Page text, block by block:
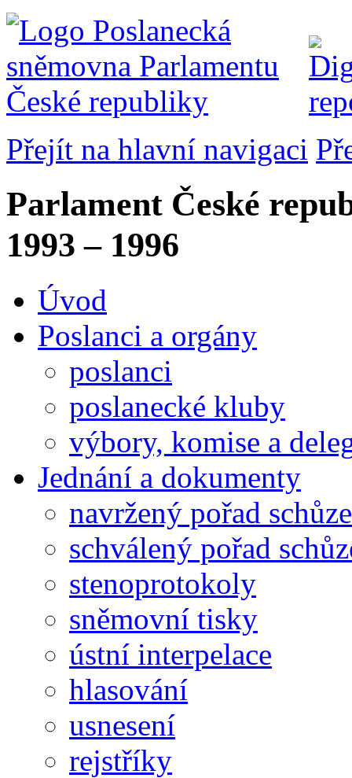
Přejít na hlavní navigaci
Parlament České
1993 – 1996
Úvod
Poslanci a orgány
poslanci
poslanecké kluby
výbory, komise a
Jednání a dokumenty
navržený pořad schůze
schválený pořad
stenoprotokoly
sněmovní tisky
ústní interpelace
hlasování
usnesení
rejstříky